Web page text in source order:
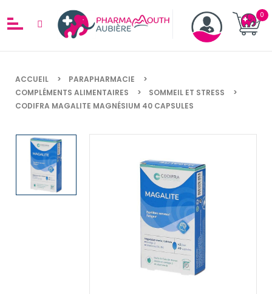
ACCUEIL
PARAPHARMACIE
COMPLÉMENTS ALIMENTAIRES
SOMMEIL ET STRESS
CODIFRA MAGALITE MAGNÉSIUM 40 CAPSULES